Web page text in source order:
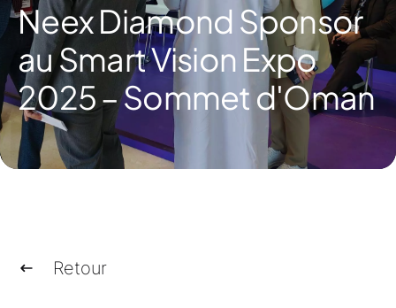
Neex Diamond Sponsor
au Smart Vision Expo
2025 – Sommet d'Oman
Retour